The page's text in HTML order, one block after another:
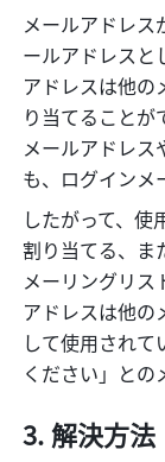
メールアドレス
ールアドレスと
アドレスは他の
り当てることが
メールアドレス
も、ログインメ
したがって、使
割り当てる、ま
メーリングリス
アドレスは他の
して使用されて
ください」との
解決方法